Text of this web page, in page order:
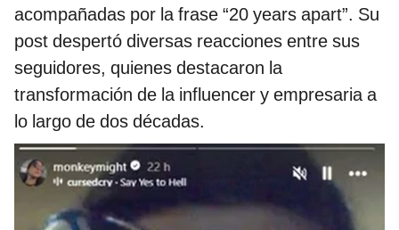
acompañadas por la frase “20 years apart”. Su
post despertó diversas reacciones entre sus
seguidores, quienes destacaron la
transformación de la influencer y empresaria a
lo largo de dos décadas.